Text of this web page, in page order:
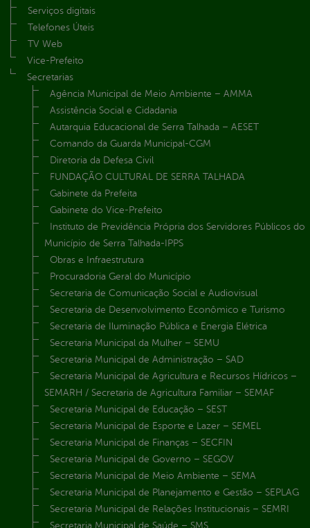
Serviços digitais
Telefones Úteis
TV Web
Vice-Prefeito
Secretarias
Agência Municipal de Meio Ambiente – AMMA
Assistência Social e Cidadania
Autarquia Educacional de Serra Talhada – AESET
Comando da Guarda Municipal-CGM
Diretoria da Defesa Civil
FUNDAÇÃO CULTURAL DE SERRA TALHADA
Gabinete da Prefeita
Gabinete do Vice-Prefeito
Instituto de Previdência Própria dos Servidores Públicos do
Município de Serra Talhada-IPPS
Obras e Infraestrutura
Procuradoria Geral do Município
Secretaria de Comunicação Social e Audiovisual
Secretaria de Desenvolvimento Econômico e Turismo
Secretaria de Iluminação Pública e Energia Elétrica
Secretaria Municipal da Mulher – SEMU
Secretaria Municipal de Administração – SAD
Secretaria Municipal de Agricultura e Recursos Hídricos –
SEMARH / Secretaria de Agricultura Familiar – SEMAF
Secretaria Municipal de Educação – SEST
Secretaria Municipal de Esporte e Lazer – SEMEL
Secretaria Municipal de Finanças – SECFIN
Secretaria Municipal de Governo – SEGOV
Secretaria Municipal de Meio Ambiente – SEMA
Secretaria Municipal de Planejamento e Gestão – SEPLAG
Secretaria Municipal de Relações Institucionais – SEMRI
Secretaria Municipal de Saúde – SMS